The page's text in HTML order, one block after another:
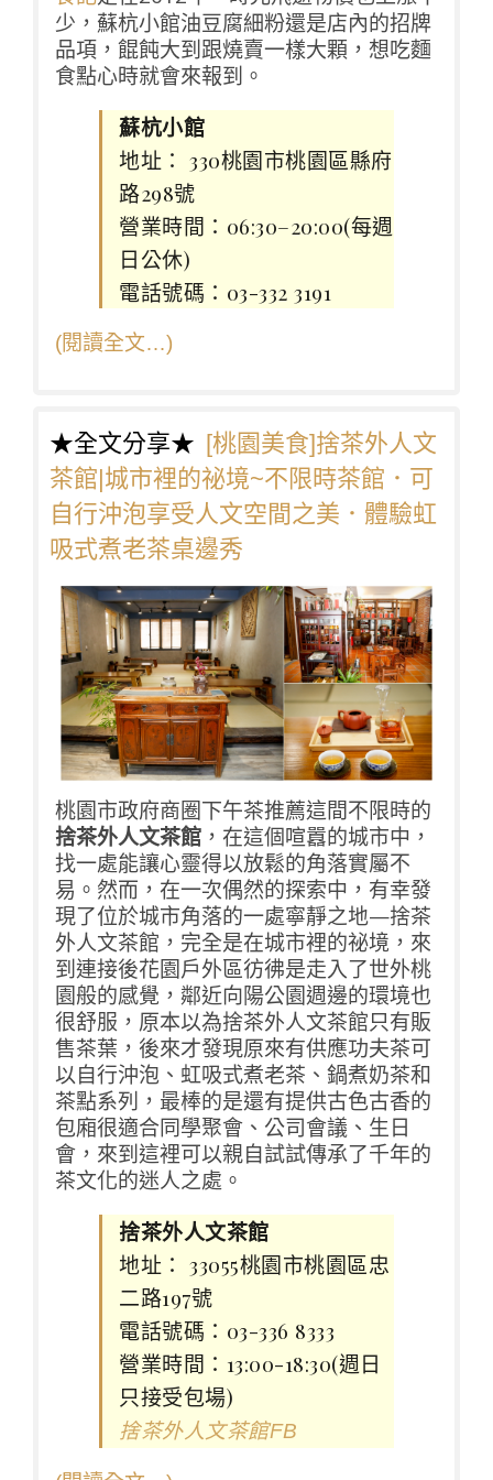
少，蘇杭小館油豆腐細粉還是店內的招牌
品項，餛飩大到跟燒賣一樣大顆，想吃麵
食點心時就會來報到。
蘇杭小館
地址： 330桃園市桃園區縣府
路298號
營業時間：06:30–20:00(每週
日公休)
電話號碼：03-332 3191
(閱讀全文…)
★全文分享★ [桃園美食]捨茶外人文
茶館|城市裡的祕境~不限時茶館．可
自行沖泡享受人文空間之美．體驗虹
吸式煮老茶桌邊秀
桃園市政府商圈下午茶推薦這間不限時的
捨茶外人文茶館 ，在這個喧囂的城市中，
找一處能讓心靈得以放鬆的角落實屬不
易。然而，在一次偶然的探索中，有幸發
現了位於城市角落的一處寧靜之地—捨茶
外人文茶館，完全是在城市裡的祕境，來
到連接後花園戶外區彷彿是走入了世外桃
園般的感覺，鄰近向陽公園週邊的環境也
很舒服，原本以為捨茶外人文茶館只有販
售茶葉，後來才發現原來有供應功夫茶可
以自行沖泡、虹吸式煮老茶、鍋煮奶茶和
茶點系列，最棒的是還有提供古色古香的
包廂很適合同學聚會、公司會議、生日
會，來到這裡可以親自試試傳承了千年的
茶文化的迷人之處。
捨茶外人文茶館
地址： 33055桃園市桃園區忠
二路197號
電話號碼：03-336 8333
營業時間：13:00-18:30(週日
只接受包場)
捨茶外人文茶館FB